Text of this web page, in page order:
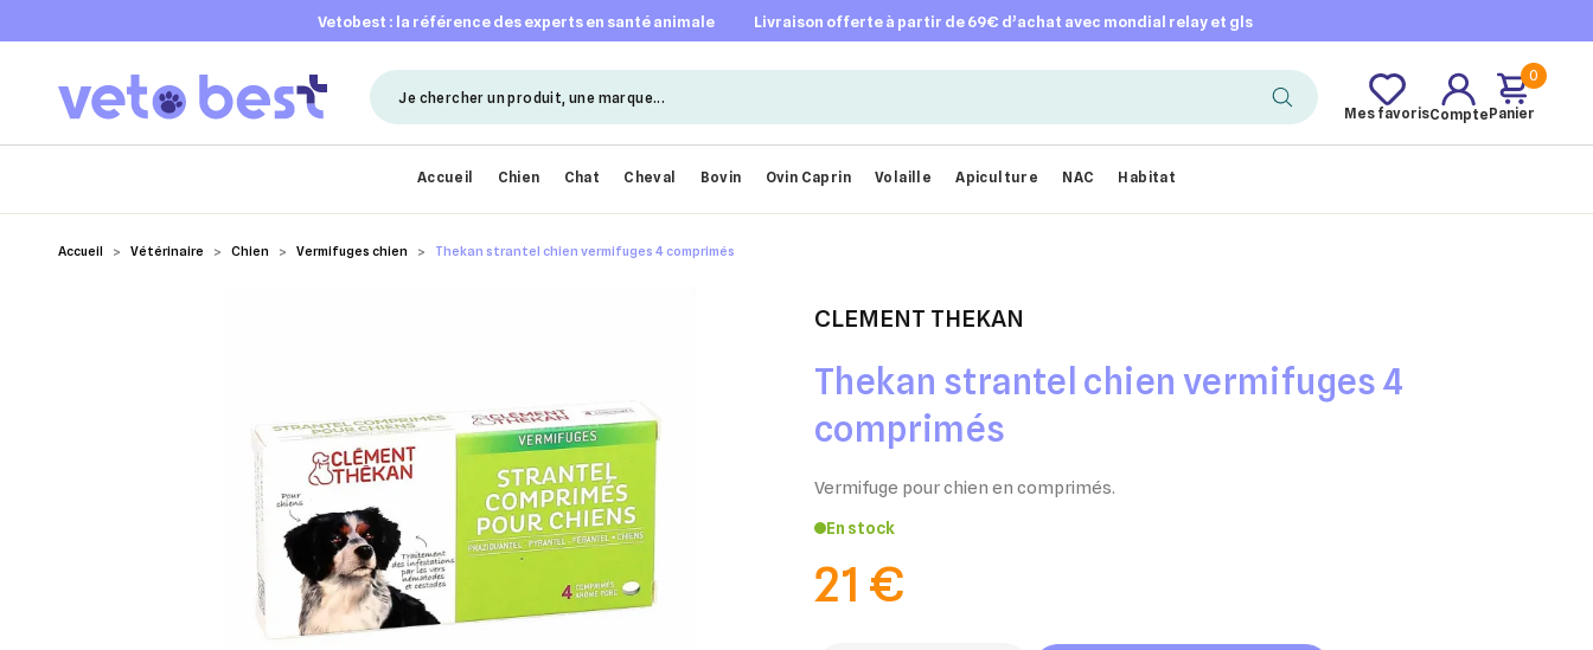
vetobest : la référence des experts en santé animale livraison offerte à partir de 69€ d’achat avec mondial relay et gls
Mes favorisCompte
0
Panier
Accueil Chien Chat Cheval Bovin Ovin Caprin Volaille Apiculture NAC Habitat
Accueil Vétérinaire Chien Vermifuges chien Thekan strantel chien vermifuges 4 comprimés
CLEMENT THEKAN
Thekan strantel chien vermifuges 4
comprimés
Vermifuge pour chien en comprimés.
En stock
21 €